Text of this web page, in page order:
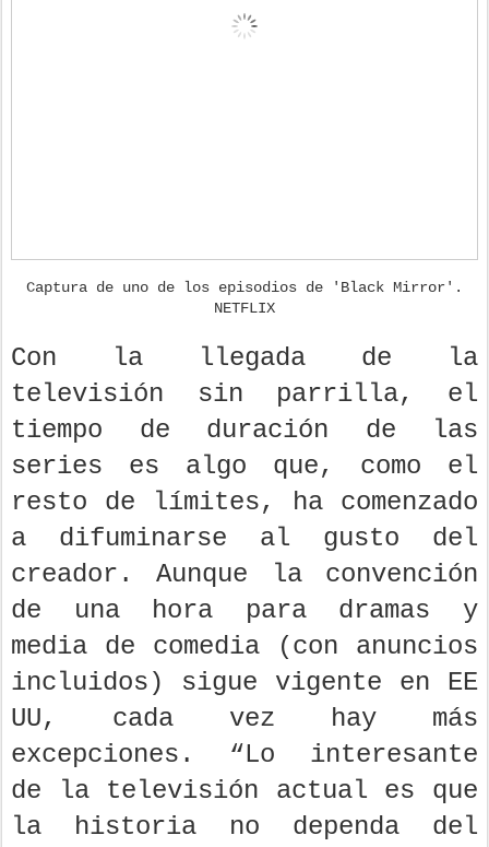
Captura de uno de los episodios de 'Black Mirror'.
NETFLIX
Con la llegada de la
televisión sin parrilla, el
tiempo de duración de las
series es algo que, como el
resto de límites, ha comenzado
a difuminarse al gusto del
creador. Aunque la convención
de una hora para dramas y
media de comedia (con anuncios
incluidos) sigue vigente en EE
UU, cada vez hay más
excepciones. “Lo interesante
de la televisión actual es que
la historia no dependa del